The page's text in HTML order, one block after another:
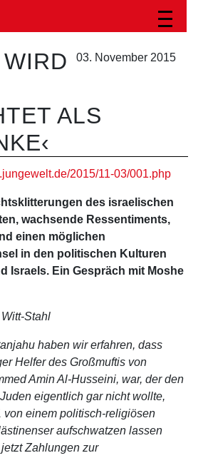
03. November 2015
ALS
2015/11-03/001.php
des israelischen
wachsende Ressentiments,
einen möglichen
in den politischen Kulturen
Israels. Ein Gespräch mit Moshe
Stahl
haben wir erfahren, dass
Helfer des Großmuftis von
Amin Al-Husseini, war, der den
eigentlich gar nicht wollte,
von einem politisch-religiösen
aufschwatzen lassen
Zahlungen zur